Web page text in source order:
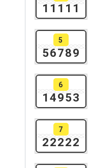
11111
5
56789
6
14953
7
22222